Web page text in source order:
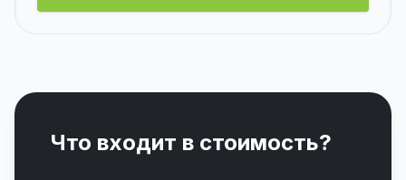
Что входит в стоимость?